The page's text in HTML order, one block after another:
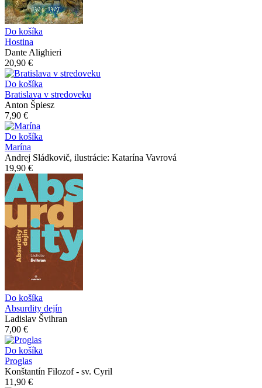
Do košíka
Hostina
Dante Alighieri
20,90 €
Do košíka
Bratislava v stredoveku
Anton Špiesz
7,90 €
Do košíka
Marína
Andrej Sládkovič, ilustrácie: Katarína Vavrová
19,90 €
Do košíka
Absurdity dejín
Ladislav Švihran
7,00 €
Do košíka
Proglas
Konštantín Filozof - sv. Cyril
11,90 €